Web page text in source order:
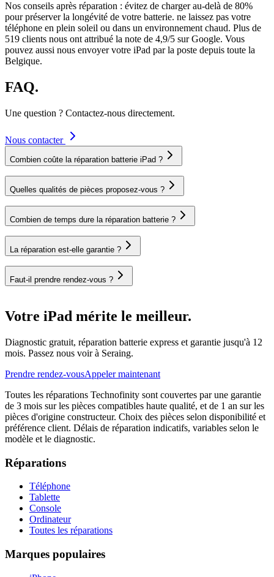
Nos conseils après réparation : évitez de charger au-delà de 80%
pour préserver la longévité de votre batterie. ne laissez pas votre
téléphone en plein soleil ou dans un environnement chaud. Plus de
519 clients nous ont attribué la note de 4,9/5 sur Google. Vous
pouvez aussi nous envoyer votre iPad par la poste depuis toute la
Belgique.
FAQ.
Une question ? Contactez-nous directement.
Nous contacter
Combien coûte la réparation batterie iPad ?
Quelles qualités de pièces proposez-vous ?
Combien de temps dure la réparation batterie ?
La réparation est-elle garantie ?
Faut-il prendre rendez-vous ?
Votre iPad mérite le meilleur.
Diagnostic gratuit, réparation batterie express et garantie jusqu'à 12
mois. Passez nous voir à Seraing.
Prendre rendez-vousAppeler maintenant
Toutes les réparations Technofinity sont couvertes par une garantie
de 3 mois sur les pièces compatibles haute qualité, et de 1 an sur les
pièces d'origine constructeur. Choix des pièces selon disponibilité et
préférence client. Délais de réparation indicatifs, variables selon le
modèle et le diagnostic.
Réparations
Téléphone
Tablette
Console
Ordinateur
Toutes les réparations
Marques populaires